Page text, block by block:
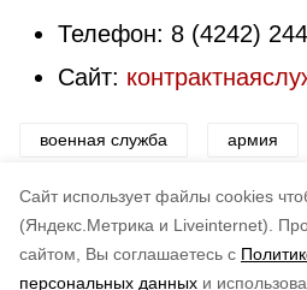
Cайт использует файлы cookies
(Яндекс.Метрика и Liveinternet).
сайтом, Вы соглашаетесь с
персональных данных и
Телефон: 8 (4242)
Сайт:
военная служба армия
служба по контракту сво